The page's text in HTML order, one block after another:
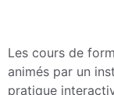
Les cours de
animés par un
pratique